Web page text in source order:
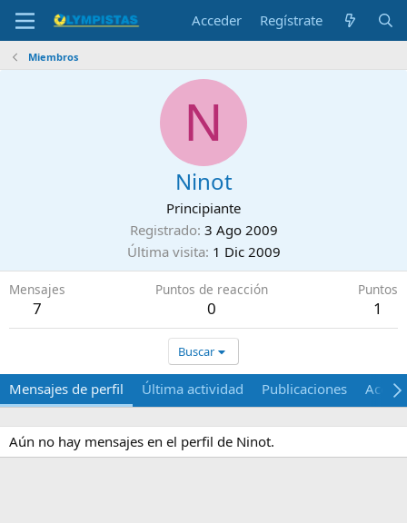
Acceder Regístrate
Miembros
N
Ninot
Principiante
Registrado 3 Ago 2009
Última visita 1 Dic 2009
Mensajes
7
Puntos de reacción
0
Puntos
1
Buscar
Mensajes de perfil Última actividad Publicaciones Acerca
Aún no hay mensajes en el perfil de Ninot.